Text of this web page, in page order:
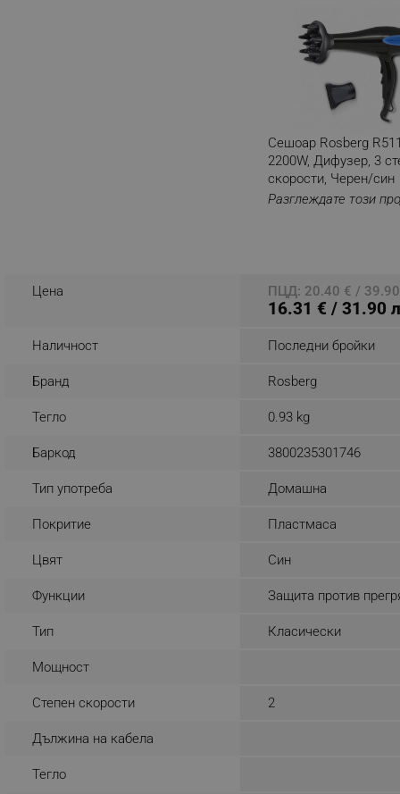
Сешоар Rosberg
2200W, Дифузер, 3
скорости, Черен/син
Разглеждате този
Цена ПЦД: 20.40 € /
16.31 € / 31.90
Наличност Последни бройки
Бранд Rosberg
Тегло 0.93 kg
Баркод 3800235301746
Тип употреба Домашна
Покритие Пластмаса
Цвят Син
Функции Защита против
Тип Класически
Мощност
Степен скорости 2
Дължина на кабела
Тегло
_nzm_noid_92166-7699
_nzm_id_92166-7699
_sgf_user_id
_sgf_session_id
_sgf_test_mode
_sgf_delayed_campaigns
_sgf_clicked_banners
_sgf_rq
rlv_h_fbp
rlv_p